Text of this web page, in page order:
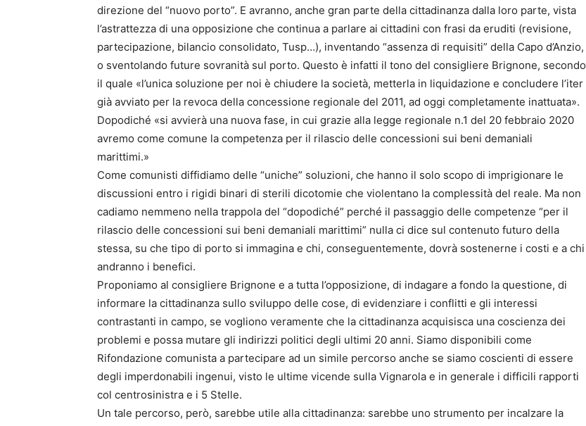
direzione del “nuovo porto”. E avranno, anche gran parte della cittadinanza dalla loro parte, vista
l’astrattezza di una opposizione che continua a parlare ai cittadini con frasi da eruditi (revisione,
partecipazione, bilancio consolidato, Tusp…), inventando “assenza di requisiti” della Capo d’Anzio,
o sventolando future sovranità sul porto. Questo è infatti il tono del consigliere Brignone, secondo
il quale «l’unica soluzione per noi è chiudere la società, metterla in liquidazione e concludere l’iter
già avviato per la revoca della concessione regionale del 2011, ad oggi completamente inattuata».
Dopodiché «si avvierà una nuova fase, in cui grazie alla legge regionale n.1 del 20 febbraio 2020
avremo come comune la competenza per il rilascio delle concessioni sui beni demaniali
marittimi.»
Come comunisti diffidiamo delle “uniche” soluzioni, che hanno il solo scopo di imprigionare le
discussioni entro i rigidi binari di sterili dicotomie che violentano la complessità del reale. Ma non
cadiamo nemmeno nella trappola del “dopodiché” perché il passaggio delle competenze “per il
rilascio delle concessioni sui beni demaniali marittimi” nulla ci dice sul contenuto futuro della
stessa, su che tipo di porto si immagina e chi, conseguentemente, dovrà sostenerne i costi e a chi
andranno i benefici.
Proponiamo al consigliere Brignone e a tutta l’opposizione, di indagare a fondo la questione, di
informare la cittadinanza sullo sviluppo delle cose, di evidenziare i conflitti e gli interessi
contrastanti in campo, se vogliono veramente che la cittadinanza acquisisca una coscienza dei
problemi e possa mutare gli indirizzi politici degli ultimi 20 anni. Siamo disponibili come
Rifondazione comunista a partecipare ad un simile percorso anche se siamo coscienti di essere
degli imperdonabili ingenui, visto le ultime vicende sulla Vignarola e in generale i difficili rapporti
col centrosinistra e i 5 Stelle.
Un tale percorso, però, sarebbe utile alla cittadinanza: sarebbe uno strumento per incalzare la